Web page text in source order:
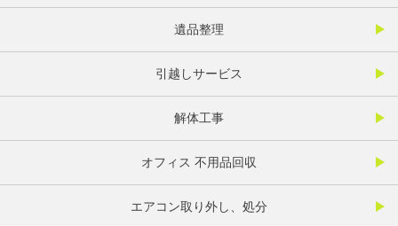
遺品整理
引越しサービス
解体工事
オフィス 不用品回収
エアコン取り外し、処分